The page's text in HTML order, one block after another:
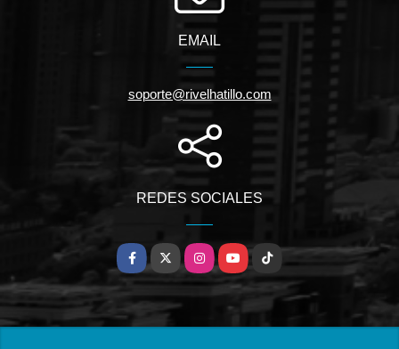
EMAIL
soporte@rivelhatillo.com
REDES SOCIALES
Facebook
X InstagramYouTubeTikTok